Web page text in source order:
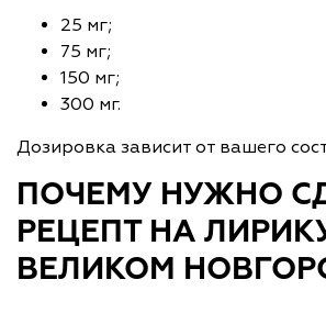
25 мг;
75 мг;
150 мг;
300 мг.
Дозировка зависит от вашего
ПОЧЕМУ НУЖНО
РЕЦЕПТ НА
ВЕЛИКОМ